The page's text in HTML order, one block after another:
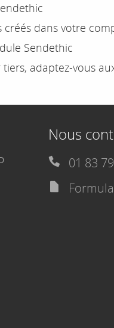
créés dans votre
Sendethic
tiers, adaptez-vous
Nous
01 83